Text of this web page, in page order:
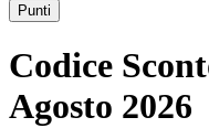
Vacanze e
Hotel
Punti
Codice
Agosto 2026